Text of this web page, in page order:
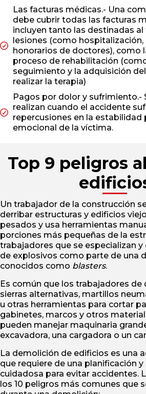
Las facturas médicas.- Una
debe cubrir todas las facturas
incluyen tanto las destinadas
lesiones (como hospitalización,
honorarios de doctores), como
proceso de rehabilitación
seguimiento y la adquisición
realizar la terapia)
Pagos por dolor y sufrimiento.-
realizan cuando el accidente
repercusiones en la estabilidad
emocional de la víctima.
Top 9 peligros
Un trabajador de la construcción
derribar estructuras y edificios
pesados y usa herramientas
porciones más pequeñas de la
trabajadores que se especializan y
de explosivos como parte de una
conocidos como blasters.
Es común que los trabajadores de
sierras alternativas, martillos
u otras herramientas para cortar
gabinetes, marcos y otros
pueden manejar maquinaria
excavadora, una cargadora o un
La demolición de edificios es una
que requiere de una planificación y
cuidadosa para evitar accidentes.
los 10 peligros más comunes que